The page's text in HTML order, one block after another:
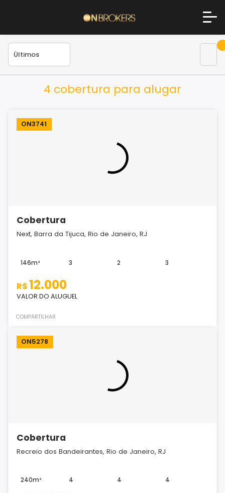
4 cobertura para alugar
ON3741
Cobertura
Next, Barra da Tijuca, Rio de Janeiro, RJ
146m² 3 2 3
R$12.000
VALOR DO ALUGUEL
COMPARTILHAR
ON5278
Cobertura
Recreio dos Bandeirantes, Rio de Janeiro, RJ
240m² 4 4 4